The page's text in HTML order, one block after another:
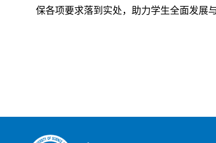
保各项要求落到实处，助力学生全面发展